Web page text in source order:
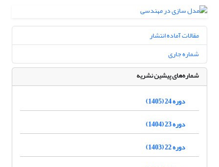
مقالات آماده انتشار
شماره جاری
شماره‌های پیشین نشریه
دوره 24 (1405)
دوره 23 (1404)
دوره 22 (1403)